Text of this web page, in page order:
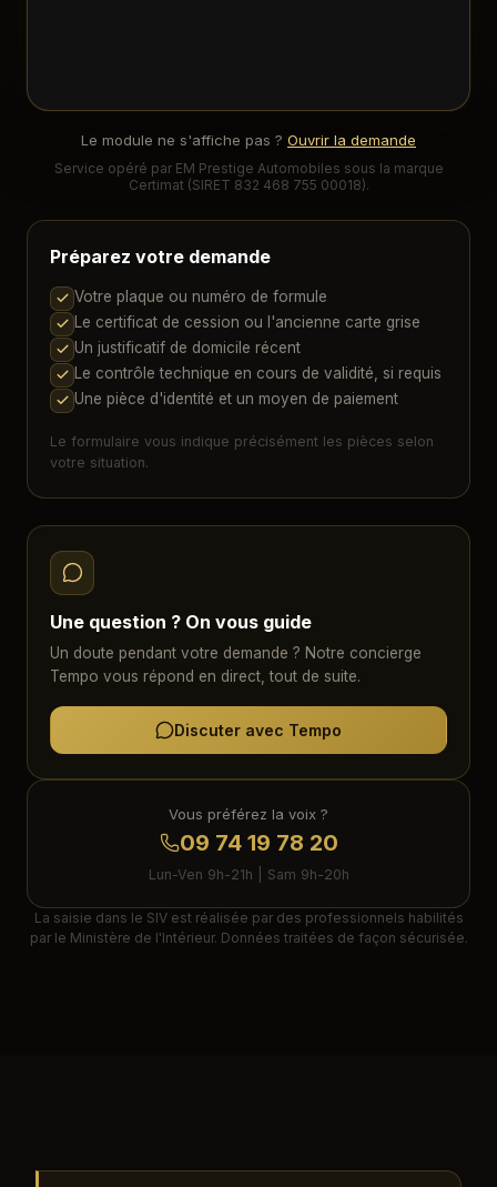
Préparez votre demande
Votre plaque ou numéro de formule
Le certificat de cession ou l'ancienne carte grise
Un justificatif de domicile récent
Le contrôle technique en cours de validité, si requis
Une pièce d'identité et un moyen de paiement
Le formulaire vous indique précisément les pièces selon
votre situation.
Le module ne s'affiche pas ? Ouvrir la demande
Service opéré par EM Prestige Automobiles sous la marque
Certimat (SIRET 832 468 755 00018).
Une question ? On vous guide
Un doute pendant votre demande ? Notre concierge
Tempo vous répond en direct, tout de suite.
Discuter avec Tempo
Vous préférez la voix ?
09 74 19 78 20
Lun-Ven 9h-21h | Sam 9h-20h
La saisie dans le SIV est réalisée par des professionnels habilités
par le Ministère de l'Intérieur. Données traitées de façon sécurisée.